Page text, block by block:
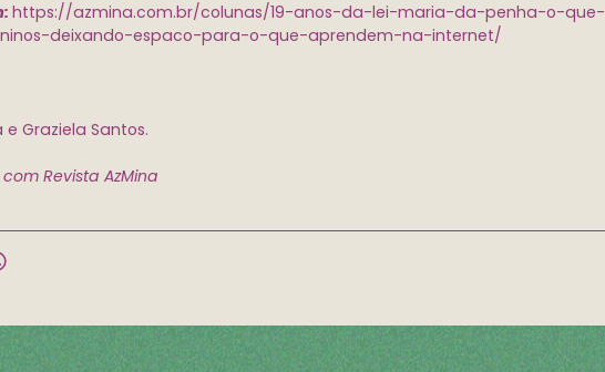
https://azmina.com.br/colunas/19-anos-da-lei-maria-da-penha-o-que-
deixando-espaco-para-o-que-aprendem-na-internet/
Graziela Santos.
Revista AzMina